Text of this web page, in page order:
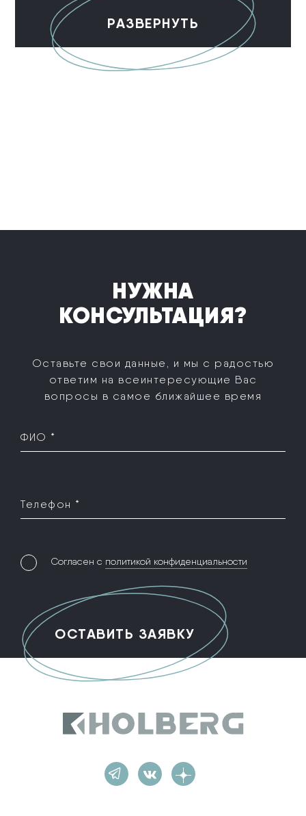
РАЗВЕРНУТЬ
НУЖНА
КОНСУЛЬТАЦИЯ?
Оставьте свои данные, и мы с радостью
ответим на все интересующие Вас
вопросы в самое ближайшее время
ФИО *
Телефон *
Согласен с политикой конфиденциальности